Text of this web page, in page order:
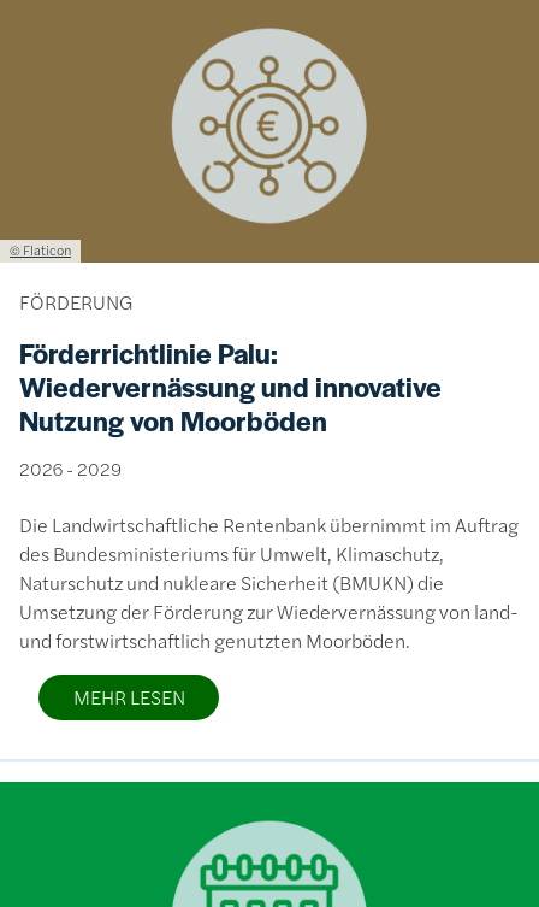
Lizenzinformationen einschließlich Urheberrecht
© Flaticon
FÖRDERUNG
Förderrichtlinie Palu:
Wiedervernässung und innovative
Nutzung von Moorböden
2026 - 2029
Die Landwirtschaftliche Rentenbank übernimmt im Auftrag
des Bundesministeriums für Umwelt, Klimaschutz,
Naturschutz und nukleare Sicherheit (BMUKN) die
Umsetzung der Förderung zur Wiedervernässung von land-
und forstwirtschaftlich genutzten Moorböden.
MEHR LESEN